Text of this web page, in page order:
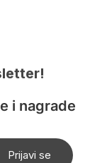
i nagrade
Prijavi se